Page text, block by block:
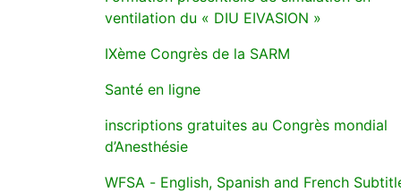
ventilation du « DIU EIVASION »
IXème Congrès de la SARM
Santé en ligne
inscriptions gratuites au Congrès mondial
d’Anesthésie
WFSA - English, Spanish and French